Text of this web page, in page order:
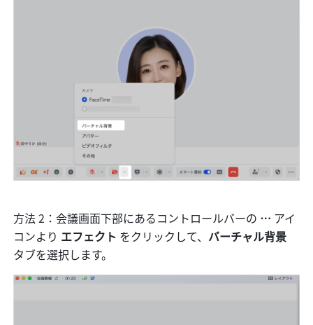
方法 2：会議画面下部にあるコントロールバーの … アイ
コンより エフェクト をクリックして、
タブを選択します。